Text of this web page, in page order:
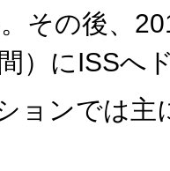
その後、
間）にISSへ
ョンでは主